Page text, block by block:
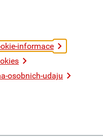
informace
osobnich-udaju